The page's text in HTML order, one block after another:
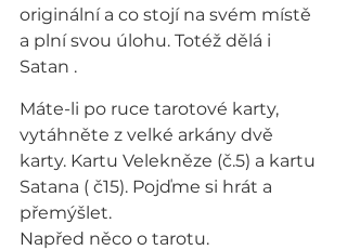
originální a co stojí na svém místě
a plní svou úlohu. Totéž dělá i
Satan .
Máte-li po ruce tarotové karty,
vytáhněte z velké arkány dvě
karty. Kartu Velekněze (č.5) a kartu
Satana ( č15). Pojďme si hrát a
přemýšlet.
Napřed něco o tarotu.